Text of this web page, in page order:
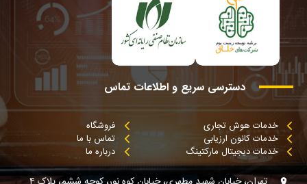
دسترسی سریع و اطلاعات تماس
خدمات هوش تجاری
خدمات کانون ارزیابی
خدمات دیجیتال مارکتینگ
فروشگاه
تماس با ما
درباره ما